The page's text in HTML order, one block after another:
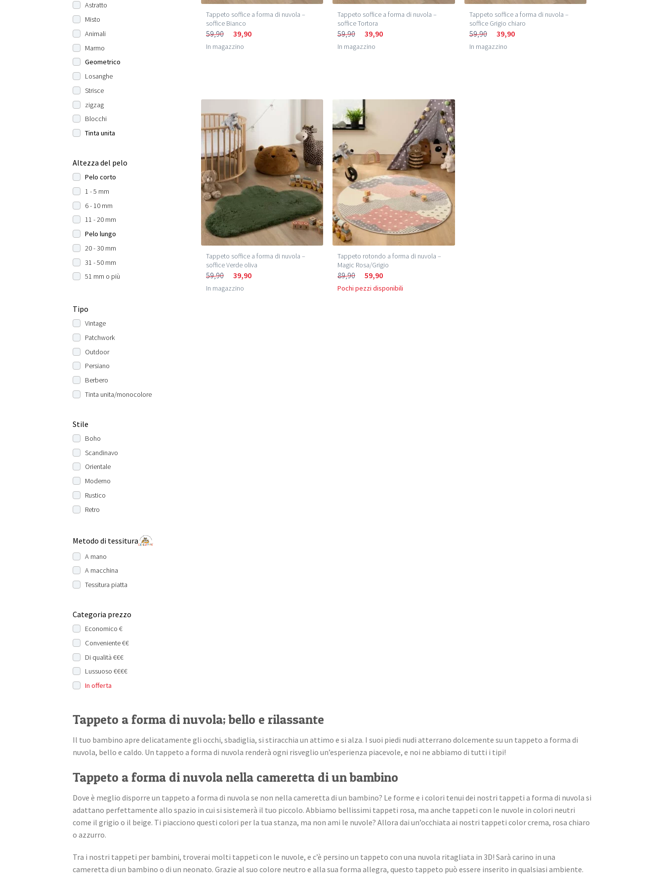
Astratto
Misto
Animali
Marmo
Geometrico
Losanghe
Strisce
zigzag
Blocchi
Tinta unita
Altezza del pelo
Pelo corto
1 - 5 mm
6 - 10 mm
11 - 20 mm
Pelo lungo
20 - 30 mm
31 - 50 mm
51 mm o più
Tipo
Vintage
Patchwork
Outdoor
Persiano
Berbero
Tinta unita/monocolore
Stile
Boho
Scandinavo
Orientale
Moderno
Rustico
Retro
Metodo di tessitura
A mano
A macchina
Tessitura piatta
Categoria prezzo
Economico €
Conveniente €€
Di qualità €€€
Lussuoso €€€€
In offerta
Tappeto soffice a forma di nuvola –
soffice Bianco
59,90 39,90
In magazzino
Tappeto soffice a forma di nuvola –
soffice Tortora
59,90 39,90
In magazzino
Tappeto soffice a forma di nuvola –
soffice Grigio chiaro
59,90 39,90
In magazzino
Tappeto soffice a forma di nuvola –
soffice Verde oliva
59,90 39,90
In magazzino
Tappeto rotondo a forma di nuvola –
Magic Rosa/Grigio
89,90 59,90
Pochi pezzi disponibili
Tappeto a forma di nuvola; bello e rilassante
Il tuo bambino apre delicatamente gli occhi, sbadiglia, si stiracchia un attimo e si alza. I suoi piedi nudi atterrano dolcemente su un tappeto a forma di
nuvola, bello e caldo. Un tappeto a forma di nuvola renderà ogni risveglio un’esperienza piacevole, e noi ne abbiamo di tutti i tipi!
Tappeto a forma di nuvola nella cameretta di un bambino
Dove è meglio disporre un tappeto a forma di nuvola se non nella cameretta di un bambino? Le forme e i colori tenui dei nostri tappeti a forma di nuvola si
adattano perfettamente allo spazio in cui si sistemerà il tuo piccolo. Abbiamo bellissimi tappeti rosa, ma anche tappeti con le nuvole in colori neutri
come il grigio o il beige. Ti piacciono questi colori per la tua stanza, ma non ami le nuvole? Allora dai un’occhiata ai nostri tappeti color crema, rosa chiaro
o azzurro.
Tra i nostri tappeti per bambini, troverai molti tappeti con le nuvole, e c’è persino un tappeto con una nuvola ritagliata in 3D! Sarà carino in una
cameretta di un bambino o di un neonato. Grazie al suo colore neutro e alla sua forma allegra, questo tappeto può essere inserito in qualsiasi ambiente.